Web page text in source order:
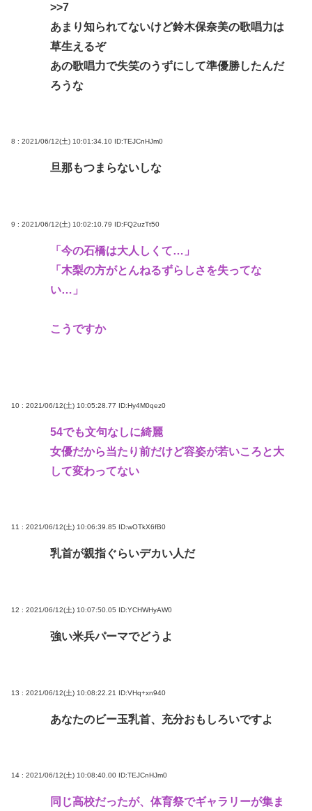
>>7
あまり知られてないけど鈴木保奈美の歌唱力は
草生えるぞ
あの歌唱力で失笑のうずにして準優勝したんだ
ろうな
8 : 2021/06/12(土) 10:01:34.10 ID:TEJCnHJm0
旦那もつまらないしな
9 : 2021/06/12(土) 10:02:10.79 ID:FQ2uzTt50
「今の石橋は大人しくて…」
「木梨の方がとんねるずらしさを失ってな
い…」
こうですか
10 : 2021/06/12(土) 10:05:28.77 ID:Hy4M0qez0
54でも文句なしに綺麗
女優だから当たり前だけど容姿が若いころと大
して変わってない
11 : 2021/06/12(土) 10:06:39.85 ID:wOTkX6fB0
乳首が親指ぐらいデカい人だ
12 : 2021/06/12(土) 10:07:50.05 ID:YCHWHyAW0
強い米兵パーマでどうよ
13 : 2021/06/12(土) 10:08:22.21 ID:VHq+xn940
あなたのビー玉乳首、充分おもしろいですよ
14 : 2021/06/12(土) 10:08:40.00 ID:TEJCnHJm0
同じ高校だったが、体育祭でギャラリーが集ま